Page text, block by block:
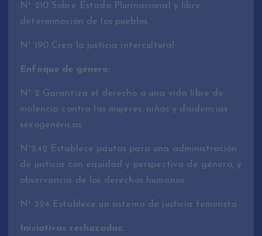
N° 210 Sobre Estado Plurinacional y libre
determinación de los pueblos.
N° 190 Crea la justicia intercultural
Enfoque de género:
N° 2 Garantiza el derecho a una vida libre de
violencia contra las mujeres, niñas y disidencias
sexogenéricas.
N°242 Establece pautas para una administración
de justicia con equidad y perspectiva de género, y
observancia de los derechos humanos.
N° 324 Establece un sistema de justicia feminista
Iniciativas rechazadas: